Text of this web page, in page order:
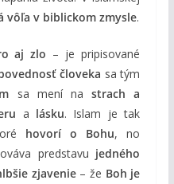
vôľa v biblickom zmysle.
aj zlo – je pripisované
človeka sa tým
sa mení nastrach a
a lásku. Islam je tak
hovorí o Bohu, no
predstavu jedného
zjavenie– že Boh je